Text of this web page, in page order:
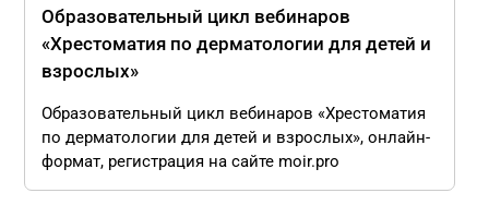
Образовательный цикл вебинаров
«Хрестоматия по дерматологии для детей и
взрослых»
Образовательный цикл вебинаров «Хрестоматия
по дерматологии для детей и взрослых», онлайн-
формат, регистрация на сайте moir.pro